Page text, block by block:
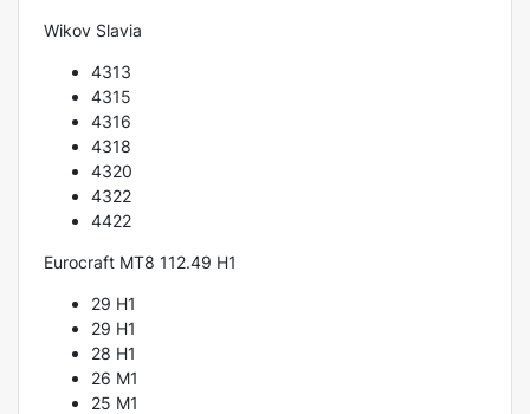
Wikov Slavia
4313
4315
4316
4318
4320
4322
4422
Eurocraft MT8 112.49 H1
29 H1
29 H1
28 H1
26 M1
25 M1